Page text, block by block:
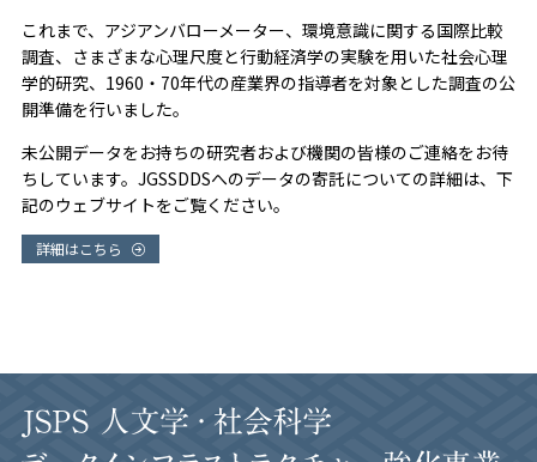
これまで、アジアンバローメーター、環境意識に関する国際比較
調査、さまざまな心理尺度と行動経済学の実験を用いた社会心理
学的研究、1960・70年代の産業界の指導者を対象とした調査の公
開準備を行いました。
未公開データをお持ちの研究者および機関の皆様のご連絡をお待
ちしています。JGSSDDSへのデータの寄託についての詳細は、下
記のウェブサイトをご覧ください。
詳細はこちら